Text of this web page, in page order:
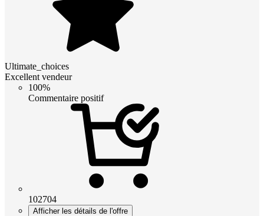
Ultimate_choices
Excellent vendeur
100%
Commentaire positif
102704
Afficher les détails de l'offre